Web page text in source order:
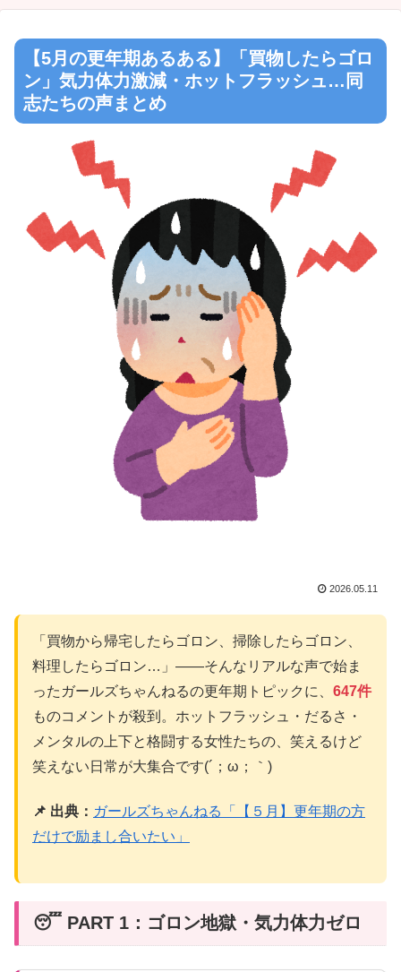
【5月の更年期あるある】「買物したらゴロ
ン」気力体力激減・ホットフラッシュ…同
志たちの声まとめ
2026.05.11
「買物から帰宅したらゴロン、掃除したらゴロン、
料理したらゴロン…」——そんなリアルな声で始ま
ったガールズちゃんねるの更年期トピックに、 647件
ものコメントが殺到。ホットフラッシュ・だるさ・
メンタルの上下と格闘する女性たちの、笑えるけど
笑えない日常が大集合です(´；ω；｀)
📌 出典： ガールズちゃんねる「【５月】更年期の方
だけで励まし合いたい」
😴 PART 1：ゴロン地獄・気力体力ゼロ